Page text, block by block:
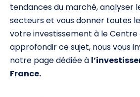
tendances du marché, analyser
secteurs et vous donner toutes
votre investissement à le Centre
approfondir ce sujet, nous vous
notre page dédiée à
France.